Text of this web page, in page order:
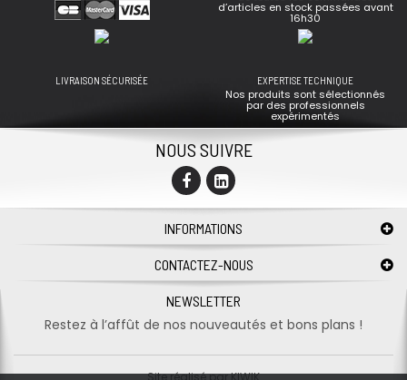
d’articles en stock passées avant
16h30
LIVRAISON SÉCURISÉE EXPERTISE TECHNIQUE
Nos produits sont sélectionnés
par des professionnels
expérimentés
NOUS SUIVRE
INFORMATIONS
CONTACTEZ-NOUS
NEWSLETTER
Restez à l’affût de nos nouveautés et bons plans !
Site réalisé parKIWIK